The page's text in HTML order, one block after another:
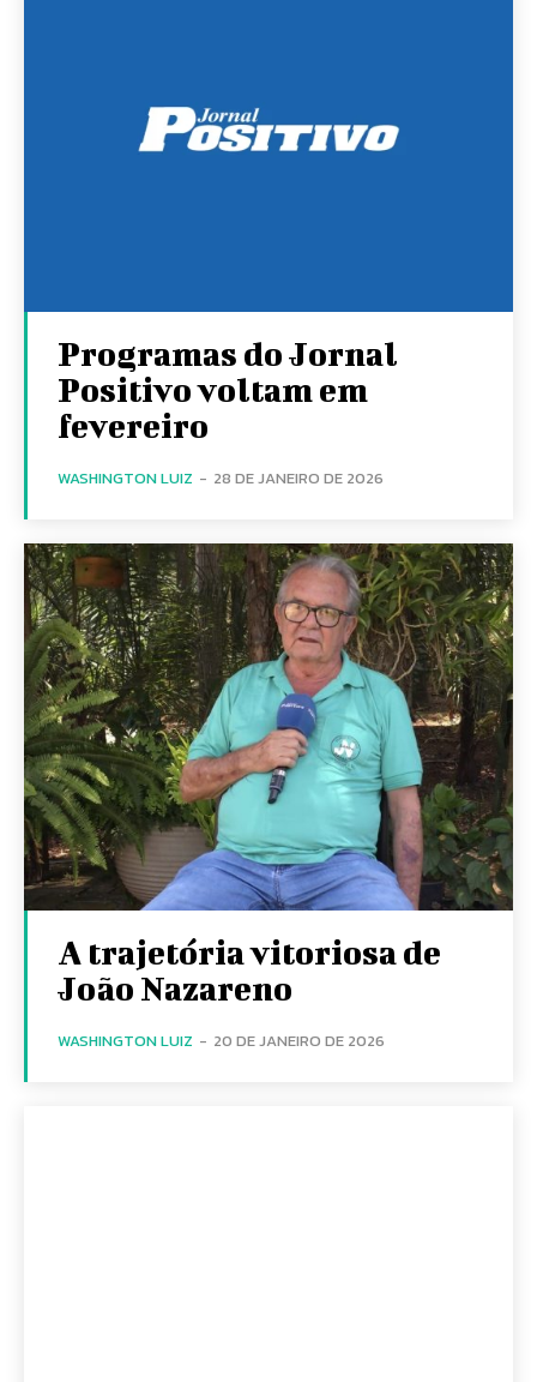
Programas do Jornal
Positivo voltam em
fevereiro
WASHINGTON LUIZ - 28 DE JANEIRO DE 2026
A trajetória vitoriosa de
João Nazareno
WASHINGTON LUIZ - 20 DE JANEIRO DE 2026